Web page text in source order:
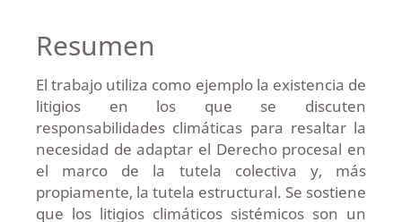
Resumen
El trabajo utiliza como ejemplo la existencia de
litigios en los que se discuten
responsabilidades climáticas para resaltar la
necesidad de adaptar el Derecho procesal en
el marco de la tutela colectiva y, más
propiamente, la tutela estructural. Se sostiene
que los litigios climáticos sistémicos son un